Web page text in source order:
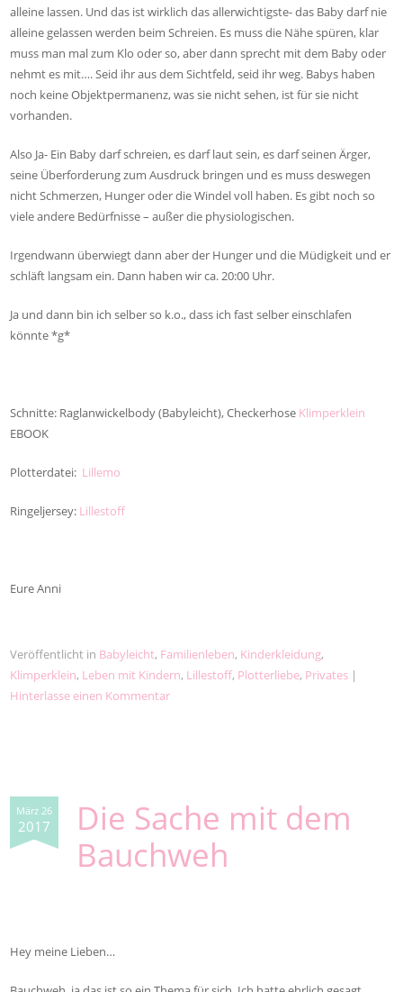
alleine lassen. Und das ist wirklich das allerwichtigste- das Baby darf nie
alleine gelassen werden beim Schreien. Es muss die Nähe spüren, klar
muss man mal zum Klo oder so, aber dann sprecht mit dem Baby oder
nehmt es mit…. Seid ihr aus dem Sichtfeld, seid ihr weg. Babys haben
noch keine Objektpermanenz, was sie nicht sehen, ist für sie nicht
vorhanden.
Also Ja- Ein Baby darf schreien, es darf laut sein, es darf seinen Ärger,
seine Überforderung zum Ausdruck bringen und es muss deswegen
nicht Schmerzen, Hunger oder die Windel voll haben. Es gibt noch so
viele andere Bedürfnisse – außer die physiologischen.
Irgendwann überwiegt dann aber der Hunger und die Müdigkeit und er
schläft langsam ein. Dann haben wir ca. 20:00 Uhr.
Ja und dann bin ich selber so k.o., dass ich fast selber einschlafen
könnte *g*
Schnitte: Raglanwickelbody (Babyleicht), Checkerhose Klimperklein
EBOOK
Plotterdatei: Lillemo
Ringeljersey: Lillestoff
Eure Anni
Veröffentlicht in Babyleicht, Familienleben, Kinderkleidung,
Klimperklein, Leben mit Kindern, Lillestoff, Plotterliebe, Privates |
Hinterlasse einen Kommentar
März 26
2017
Die Sache mit dem
Bauchweh
Hey meine Lieben…